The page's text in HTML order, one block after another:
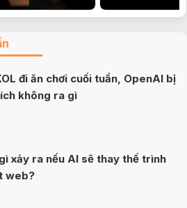
đi ăn chơi cuối tuần, OpenAI bị
không ra gì
xảy ra nếu AI sẽ thay thế trình
web?